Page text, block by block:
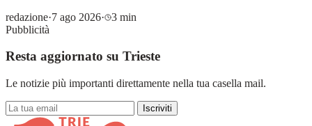
redazione·7 ago 2026·
3 min
Pubblicità
Resta aggiornato su Trieste
Le notizie più importanti direttamente nella tua casella mail.
Iscriviti